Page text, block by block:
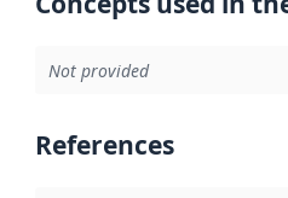
Not provided
References